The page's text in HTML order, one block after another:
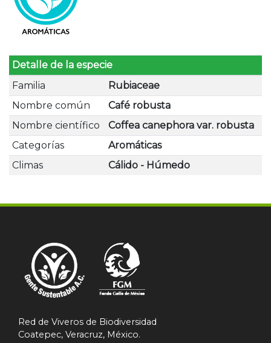
Detalle de la especie
Familia
Rubiaceae
Nombre común
Café robusta
Nombre científico
Coffea canephora var. robusta
Categorías
Aromáticas
Climas
Cálido - Húmedo
Red de Viveros de Biodiversidad
Coatepec, Veracruz, México.